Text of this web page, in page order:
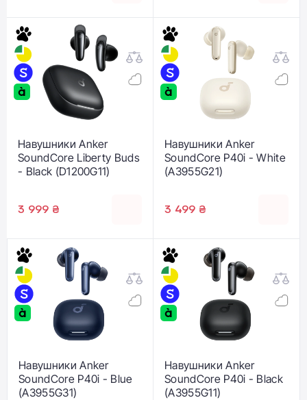
Навушники Anker
SoundCore Liberty Buds
- Black (D1200G11)
3 999 ₴
Навушники Anker
SoundCore P40i - White
(A3955G21)
3 499 ₴
Навушники Anker
SoundCore P40i - Blue
(A3955G31)
Навушники Anker
SoundCore P40i - Black
(A3955G11)